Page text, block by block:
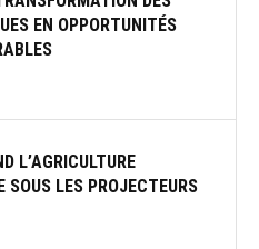
EN OPPORTUNITÉS
L’AGRICULTURE
SOUS LES PROJECTEURS